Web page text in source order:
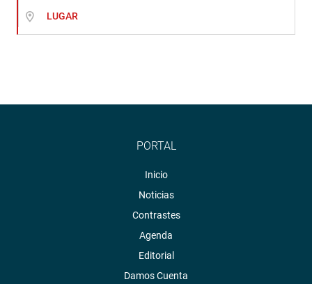
LUGAR
PORTAL
Inicio
Noticias
Contrastes
Agenda
Editorial
Damos Cuenta